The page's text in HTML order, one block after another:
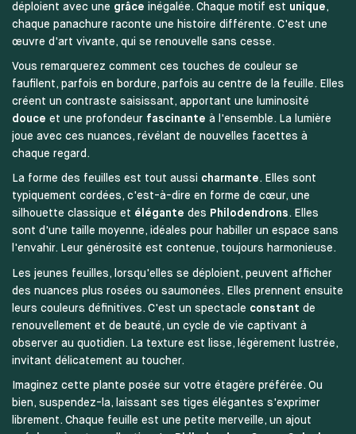
déploient avec une grâce inégalée. Chaque motif est unique ,
chaque panachure raconte une histoire différente. C'est une
œuvre d'art vivante, qui se renouvelle sans cesse.
Vous remarquerez comment ces touches de couleur se
faufilent, parfois en bordure, parfois au centre de la feuille. Elles
créent un contraste saisissant, apportant une luminosité
douce et une profondeur fascinante à l'ensemble. La lumière
joue avec ces nuances, révélant de nouvelles facettes à
chaque regard.
La forme des feuilles est tout aussi charmante. Elles sont
typiquement cordées, c'est-à-dire en forme de cœur, une
silhouette classique et élégante des Philodendrons. Elles
sont d'une taille moyenne, idéales pour habiller un espace sans
l'envahir. Leur générosité est contenue, toujours harmonieuse.
Les jeunes feuilles, lorsqu'elles se déploient, peuvent afficher
des nuances plus rosées ou saumonées. Elles prennent ensuite
leurs couleurs définitives. C'est un spectacle constant de
renouvellement et de beauté, un cycle de vie captivant à
observer au quotidien. La texture est lisse, légèrement lustrée,
invitant délicatement au toucher.
Imaginez cette plante posée sur votre étagère préférée. Ou
bien, suspendez-la, laissant ses tiges élégantes s'exprimer
librement. Chaque feuille est une petite merveille, un ajout